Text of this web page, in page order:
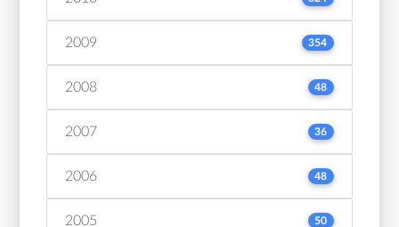
2009 354
2008 48
2007 36
2006 48
2005 50